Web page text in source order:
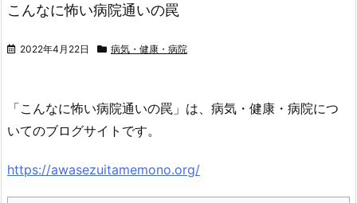
こんなに怖い病院通いの罠
2022年4月22日 病気・健康・病院
「こんなに怖い病院通いの罠」は、病気・健康・病院につ
いてのブログサイトです。
https://awasezuitamemono.org/